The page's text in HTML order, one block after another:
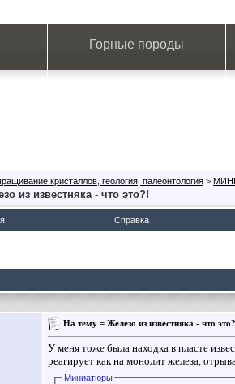
Горные породы
кристаллов, геология, палеонтология >
из известняка - что это?!
Справка
На тему = Железо из известняка - что
У меня тоже была находка в пласте
реагирует как на монолит железа,
Миниатюры